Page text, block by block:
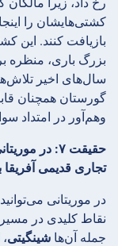
کشتی‌هایشان را
بازیافت کنند. این
بزرگ باری، منظره
سال‌های اخیر
گورستان همچنان
وهم‌آور در امتداد
حقیقت ۷: در
تجاری قدیمی آفریقا
در موریتانی
نقاط کلیدی در
جمله آن‌ها شینگیتی،